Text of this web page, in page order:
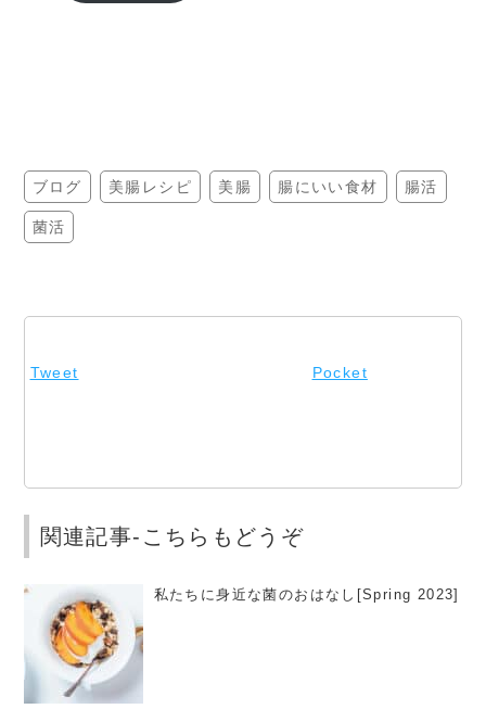
ブログ 美腸レシピ 美腸 腸にいい食材 腸活
菌活
Tweet Pocket
関連記事-こちらもどうぞ
私たちに身近な菌のおはなし[Spring 2023]